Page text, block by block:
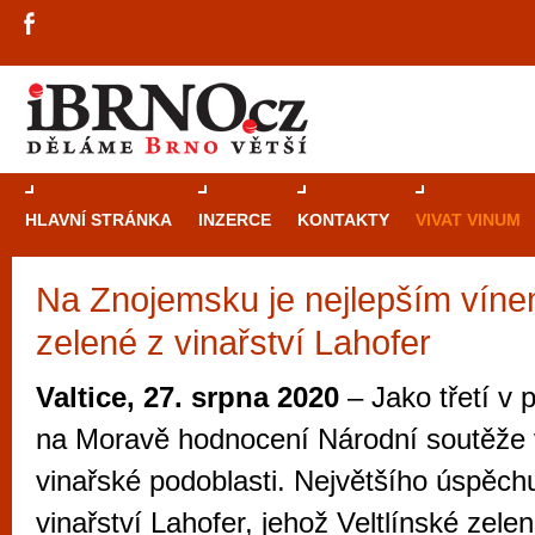
HLAVNÍ STRÁNKA INZERCE KONTAKTY VIVAT VINUM
Na Znojemsku je nejlepším
zelené z vinařství Lahofer
Valtice, 27. srpna 2020 – Jako třetí v
na Moravě hodnocení Národní
vinařské podoblasti. Největšího
vinařství Lahofer, jehož Veltlínské
Průvodce
Brně: Od
Brno je
zajímavé
restaurace,
Mimo jiné je ale také místem, kde si